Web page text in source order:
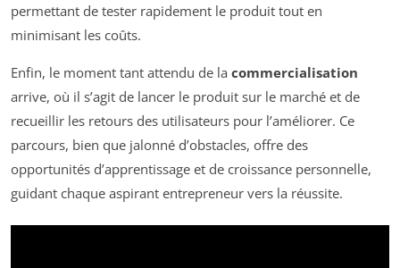
permettant de tester rapidement le produit tout en
minimisant les coûts.
Enfin, le moment tant attendu de la commercialisation
arrive, où il s’agit de lancer le produit sur le marché et de
recueillir les retours des utilisateurs pour l’améliorer. Ce
parcours, bien que jalonné d’obstacles, offre des
opportunités d’apprentissage et de croissance personnelle,
guidant chaque aspirant entrepreneur vers la réussite.